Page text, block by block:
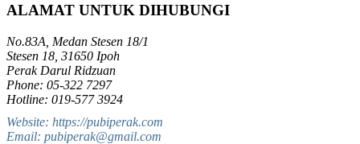
ALAMAT UNTUK DIHUBUNGI
No.83A, Medan Stesen 18/1
Stesen 18, 31650 Ipoh
Perak Darul Ridzuan
Phone: 05-322 7297
Hotline: 019-577 3924
Website: https://pubiperak.com
Email: pubiperak@gmail.com